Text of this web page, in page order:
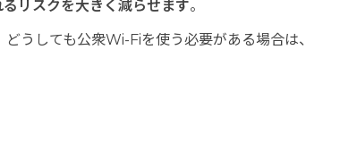
リスクを大きく減らせます。
うしても公衆Wi-Fiを使う必要がある場合は、